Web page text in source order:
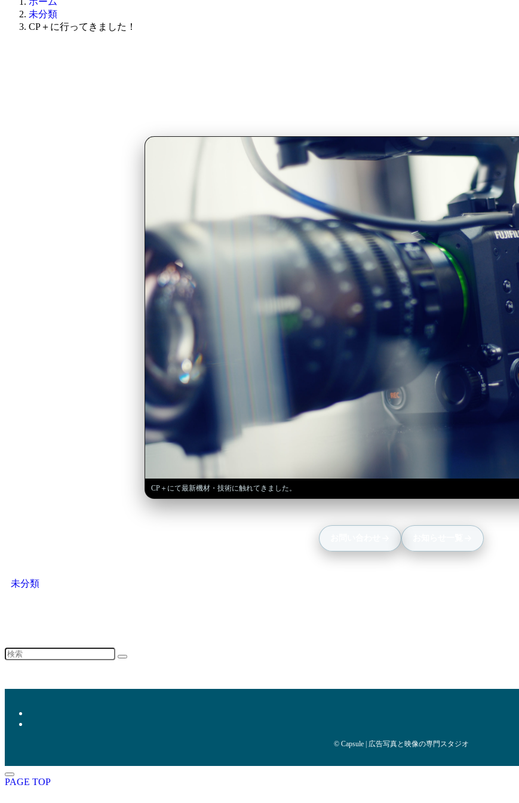
未分類
CP＋に行ってきました！
CP＋にて最新機材・技術に触れてきました。
未分類
© Capsule | 広告写真と映像の専門スタジオ
PAGE TOP